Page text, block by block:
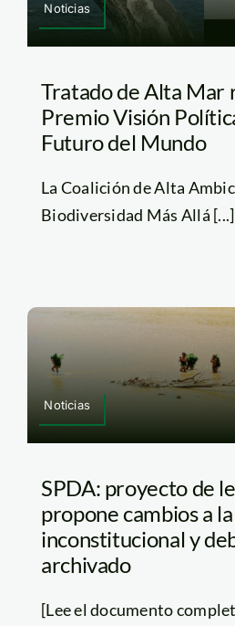
Noticias
Tratado de Alta Mar
Premio Visión
Futuro del Mundo
La Coalición de Alta
Biodiversidad Más Allá [...]
Noticias
SPDA: proyecto de
propone cambios a
inconstitucional y
archivado
[Lee el documento